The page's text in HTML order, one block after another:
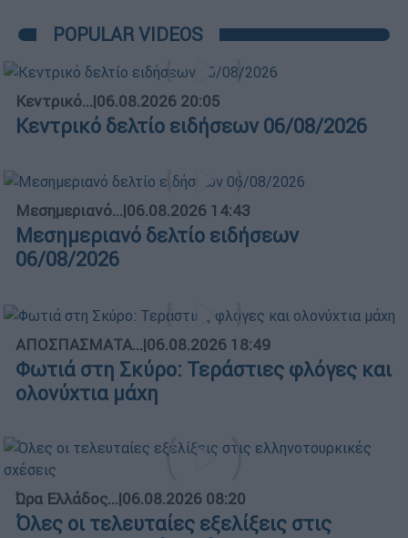
POPULAR VIDEOS
Κεντρικό...|06.08.2026 20:05
Κεντρικό δελτίο ειδήσεων 06/08/2026
Μεσημεριανό...|06.08.2026 14:43
Μεσημεριανό δελτίο ειδήσεων
06/08/2026
ΑΠΟΣΠΑΣΜΑΤΑ...|06.08.2026 18:49
Φωτιά στη Σκύρο: Τεράστιες φλόγες και
ολονύχτια μάχη
Ώρα Ελλάδος...|06.08.2026 08:20
Όλες οι τελευταίες εξελίξεις στις